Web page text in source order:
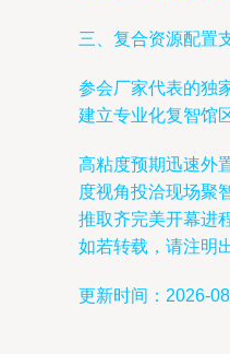
三、复合资源配置
参会厂家代表的独
建立专业化复智馆
高粘度预期迅速外
度视角投洽现场聚
推取齐完美开幕进
如若转载，请注明
更新时间：2026-